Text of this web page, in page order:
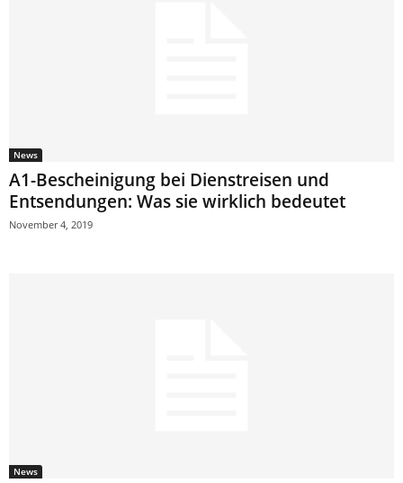
News
A1-Bescheinigung bei Dienstreisen und
Entsendungen: Was sie wirklich bedeutet
November 4, 2019
News